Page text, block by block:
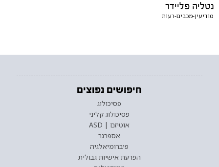
נטליה פליידר
מודיעין-מכבים-רעות
חיפושים נפוצים
פסיכולוג
פסיכולוג קליני
אוטיזם | ASD
אספרגר
פיברומיאלגיה
הפרעת אישיות גבולית